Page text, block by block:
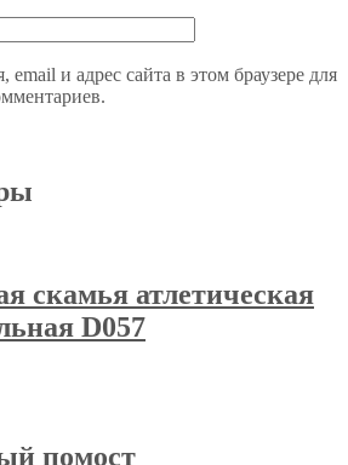
и адрес сайта в этом браузере для
скамья атлетическая
D057
помост